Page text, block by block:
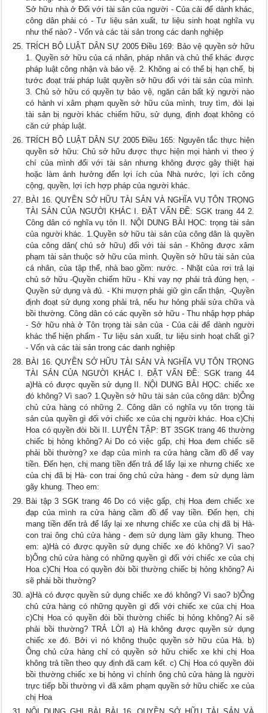
Sở hữu nhà ở Đối với tài sản của người - Của cải để dành khác,
công dân phải có - Tư liệu sản xuất, tư liệu sinh hoạt nghĩa vụ
như thế nào? - Vốn và các tài sản trong các danh nghiệp
TRÍCH BỘ LUẬT DÂN SỰ 2005 Điều 169: Bảo vệ quyền sở hữu
1. Quyền sở hữu của cá nhân, pháp nhân và chủ thể khác được
pháp luật công nhận và bảo vệ. 2. Không ai có thể bị hạn chế, bị
tước đoạt trái pháp luật quyền sở hữu đối với tài sản của mình.
3. Chủ sở hữu có quyền tự bảo vệ, ngăn cản bất kỳ người nào
có hành vi xâm phạm quyền sở hữu của mình, truy tìm, đòi lại
tài sản bị người khác chiếm hữu, sử dụng, định đoạt không có
căn cứ pháp luật.
TRÍCH BỘ LUẬT DÂN SỰ 2005 Điều 165: Nguyên tắc thực hiện
quyền sở hữu: Chủ sở hữu được thực hiện mọi hành vi theo ý
chí của mình đối với tài sản nhưng không được gây thiệt hại
hoặc làm ảnh hưởng đến lợi ích của Nhà nước, lợi ích công
cộng, quyền, lợi ích hợp pháp của người khác.
BÀI 16. QUYỀN SỞ HỮU TÀI SẢN VÀ NGHĨA VỤ TÔN TRỌNG
TÀI SẢN CỦA NGƯỜI KHÁC I. ĐẶT VẤN ĐỀ: SGK trang 44 2.
Công dân có nghĩa vụ tôn II. NỘI DUNG BÀI HỌC: trọng tài sản
của người khác. 1.Quyền sở hữu tài sản của công dân là quyền
của công dân( chủ sở hữu) đối với tài sản - Không được xâm
phạm tài sản thuộc sở hữu của mình. Quyền sở hữu tài sản của
cá nhân, của tập thể, nhà bao gồm: nước. - Nhặt của rơi trả lại
chủ sở hữu -Quyền chiếm hữu - Khi vay nợ phải trả đúng hẹn, -
Quyền sử dụng và đủ. - Khi mượn phải giữ gìn cẩn thận, -Quyền
định đoạt sử dụng xong phải trả, nếu hư hỏng phải sửa chữa và
bồi thường. Công dân có các quyền sở hữu - Thu nhập hợp pháp
- Sở hữu nhà ở Tôn trọng tài sản của - Của cải để dành người
khác thể hiện phẩm - Tư liệu sản xuất, tư liệu sinh hoạt chất gì?
- Vốn và các tài sản trong các danh nghiệp
BÀI 16. QUYỀN SỞ HỮU TÀI SẢN VÀ NGHĨA VỤ TÔN TRỌNG
TÀI SẢN CỦA NGƯỜI KHÁC I. ĐẶT VẤN ĐỀ: SGK trang 44
a)Hà có được quyền sử dụng II. NỘI DUNG BÀI HỌC: chiếc xe
đó không? Vì sao? 1.Quyền sở hữu tài sản của công dân: b)Ông
chủ cửa hàng có những 2. Công dân có nghĩa vụ tôn trọng tài
sản của quyền gì đối với chiếc xe của chị người khác. Hoa c)Chị
Hoa có quyền đòi bồi II. LUYỆN TẬP: BT 3SGK trang 46 thường
chiếc bị hỏng không? Ai Do có việc gấp, chị Hoa đem chiếc sẽ
phải bồi thường? xe đạp của mình ra cửa hàng cầm đồ để vay
tiền. Đến hẹn, chị mang tiền đến trả để lấy lại xe nhưng chiếc xe
của chị đã bị Hà- con trai ông chủ cửa hàng - đem sử dụng làm
gãy khung. Theo em:
Bài tập 3 SGK trang 46 Do có việc gấp, chị Hoa đem chiếc xe
đạp của mình ra cửa hàng cầm đồ để vay tiền. Đến hẹn, chị
mang tiền đến trả để lấy lại xe nhưng chiếc xe của chị đã bị Hà-
con trai ông chủ cửa hàng - đem sử dụng làm gãy khung. Theo
em: a)Hà có được quyền sử dụng chiếc xe đó không? Vì sao?
b)Ông chủ cửa hàng có những quyền gì đối với chiếc xe của chị
Hoa c)Chị Hoa có quyền đòi bồi thường chiếc bị hỏng không? Ai
sẽ phải bồi thường?
a)Hà có được quyền sử dụng chiếc xe đó không? Vì sao? b)Ông
chủ cửa hàng có những quyền gì đối với chiếc xe của chị Hoa
c)Chị Hoa có quyền đòi bồi thường chiếc bị hỏng không? Ai sẽ
phải bồi thường? TRẢ LỜI a) Hà không được quyền sử dụng
chiếc xe đó. Bởi vì nó không thuộc quyền sở hữu của Hà. b)
Ông chủ cửa hàng chỉ có quyền sở hữu chiếc xe khi chị Hoa
không trả tiền theo quy định đã cam kết. c) Chị Hoa có quyền đòi
bồi thường chiếc xe bị hỏng vì chính ông chủ cửa hàng là người
trực tiếp bồi thường vì đã xâm phạm quyền sở hữu chiếc xe của
chị Hoa